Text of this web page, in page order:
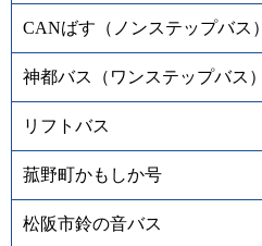
CANばす（ノンステップバス）
神都バス（ワンステップバス）
リフトバス
菰野町かもしか号
松阪市鈴の音バス